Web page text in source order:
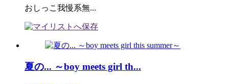
おしっこ我慢系無...
夏の... ～boy meets girl th...